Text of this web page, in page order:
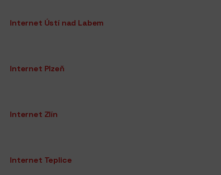
Internet Ústí nad Labem
Internet Plzeň
Internet Zlín
Internet Teplice